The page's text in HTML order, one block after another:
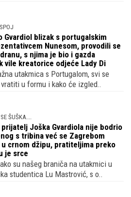
Gvardiol blizak s portugalskim
Nunesom, provodili se
s njima je bio i gazda
vile kreatorice odjeće Lady Di
utakmica s Portugalom, svi se
u formu i kako će izgled..
ŠUŠKA....
prijatelj Joška Gvardiola nije bodrio
s tribina već se Zagrebom
u crnom džipu, pratiteljima preko
je srce
su našeg braniča na utakmici u
studentica Lu Mastrović, s o..